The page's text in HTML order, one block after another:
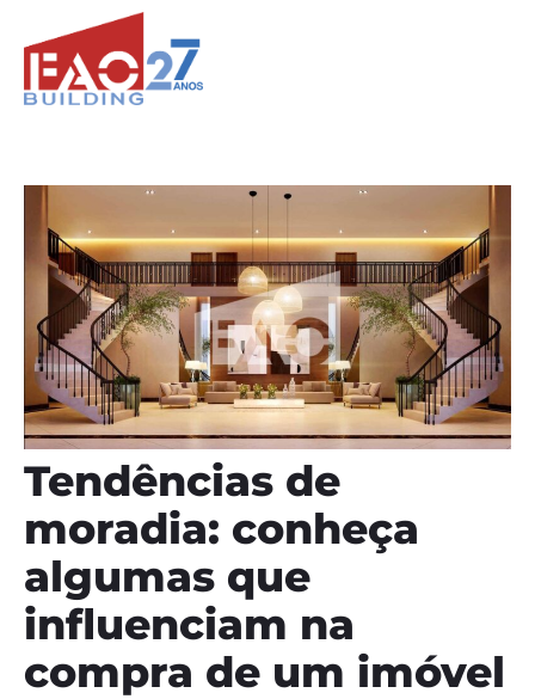
Tendências de
moradia: conheça
algumas que
influenciam na
compra de um imóvel